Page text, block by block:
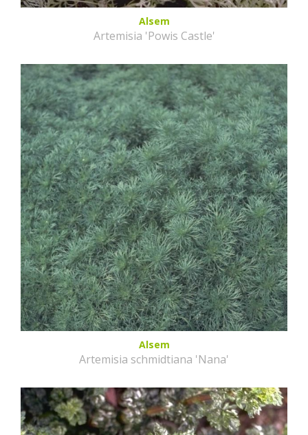
Alsem
Artemisia 'Powis Castle'
Alsem
Artemisia schmidtiana 'Nana'